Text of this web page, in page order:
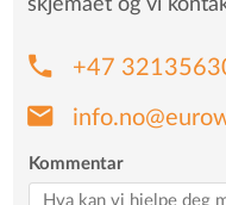
phone +47
mail
Kommentar